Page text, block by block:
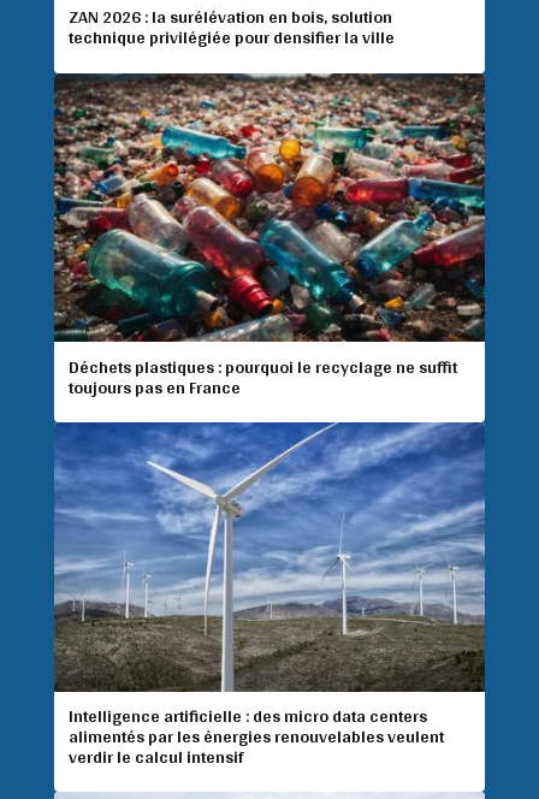
ZAN 2026 : la surélévation en bois, solution
technique privilégiée pour densifier la ville
Déchets plastiques : pourquoi le recyclage ne suffit
toujours pas en France
Intelligence artificielle : des micro data centers
alimentés par les énergies renouvelables veulent
verdir le calcul intensif